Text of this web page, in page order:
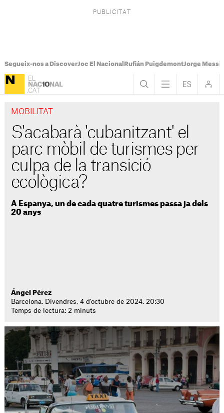
Segueix-nos a DiscoverJoc El Nacional Rufián PuigdemontJorge Messi
MOBILITAT
S'acabarà 'cubanitzant' el
parc mòbil de turismes per
culpa de la transició
ecològica?
A Espanya, un de cada quatre turismes passa ja dels
20 anys
Ángel Pérez
Barcelona. Divendres, 4 d'octubre de 2024. 20:30
Temps de lectura: 2 minuts